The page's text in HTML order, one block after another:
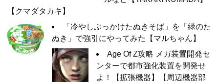
【クマダタカキ】
「冷やしぶっかけたぬきそば」を「緑のた
ぬき」で強引にやってみた【マルちゃん】
Age Of Z攻略 メガ装置開発セ
ンターで都市強化装置を開発せ
よ！【拡張機器】【周辺機器部